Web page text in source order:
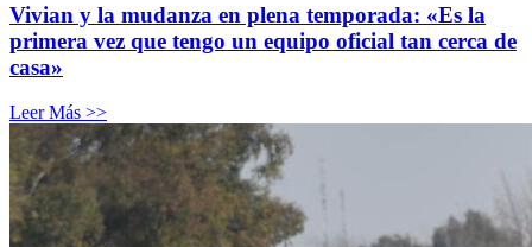
Vivian y la mudanza en plena temporada: «Es la
primera vez que tengo un equipo oficial tan cerca de
casa»
Leer Más >>